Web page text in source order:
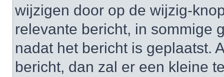
wijzigen door op de wijzig-
relevante bericht, in sommige
nadat het bericht is geplaatst.
bericht, dan zal er een kleine